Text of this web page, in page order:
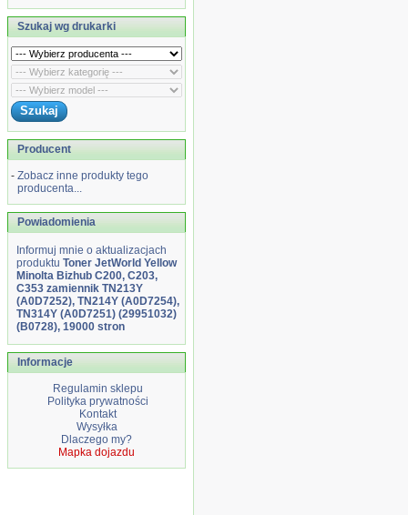
Szukaj wg drukarki
Producent
- Zobacz inne produkty tego
producenta...
Powiadomienia
Informuj mnie o aktualizacjach
produktu Toner JetWorld Yellow
Minolta Bizhub C200, C203,
C353 zamiennik TN213Y
(A0D7252), TN214Y (A0D7254),
TN314Y (A0D7251) (29951032)
(B0728), 19000 stron
Informacje
Regulamin sklepu
Polityka prywatności
Kontakt
Wysyłka
Dlaczego my?
Mapka dojazdu